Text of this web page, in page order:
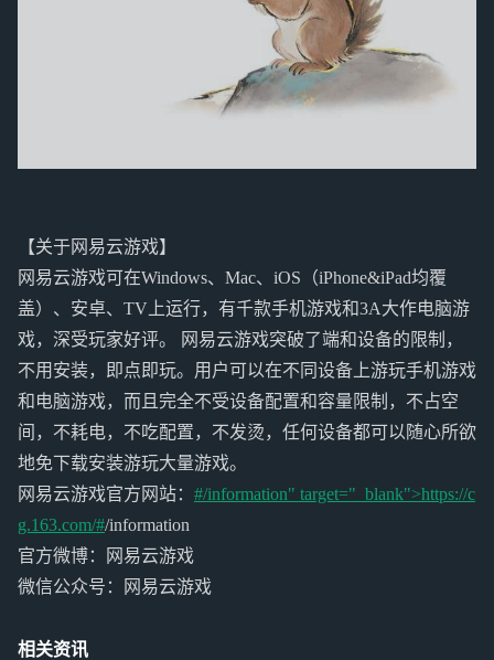
【关于网易云游戏】
网易云游戏可在Windows、Mac、iOS（iPhone&iPad均覆
盖）、安卓、TV上运行，有千款手机游戏和3A大作电脑游
戏，深受玩家好评。 网易云游戏突破了端和设备的限制，
不用安装，即点即玩。用户可以在不同设备上游玩手机游戏
和电脑游戏，而且完全不受设备配置和容量限制，不占空
间，不耗电，不吃配置，不发烫，任何设备都可以随心所欲
地免下载安装游玩大量游戏。
网易云游戏官方网站： #/information" target="_blank">https://c
g.163.com/#/information
官方微博：网易云游戏
微信公众号：网易云游戏
相关资讯